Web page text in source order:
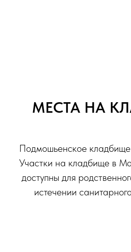
МЕСТА НА
Подмошьенское кладбище
Участки на кладбище в
доступны для
истечении